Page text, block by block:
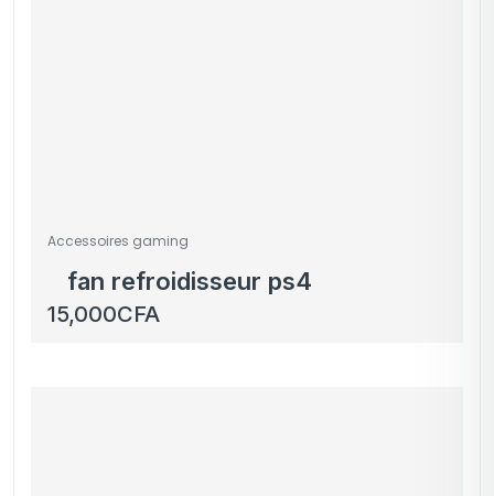
Accessoires gaming
fan refroidisseur ps4
15,000CFA